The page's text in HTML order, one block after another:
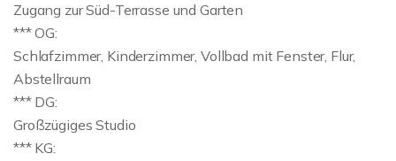
Zugang zur Süd-Terrasse und Garten
*** OG:
Schlafzimmer, Kinderzimmer, Vollbad mit Fenster, Flur,
Abstellraum
*** DG:
Großzügiges Studio
*** KG: